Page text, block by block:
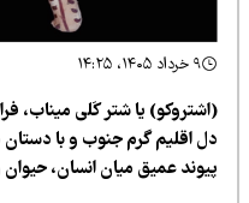
یا شتر کَلی میناب، فراتر
اقلیم گرم جنوب و با دستان
عمیق میان انسان، حیوان و